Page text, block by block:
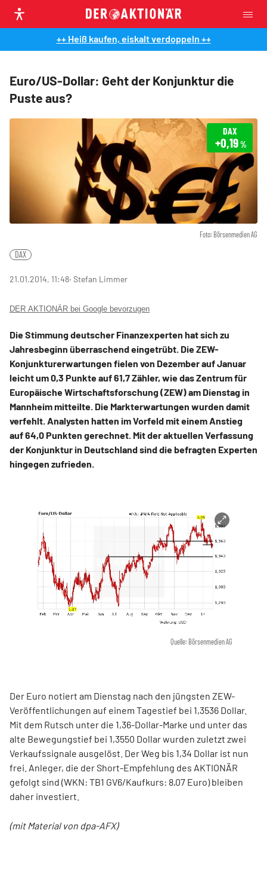
++ Heiß kaufen, eiskalt verdoppeln ++
Euro/US-Dollar: Geht der Konjunktur die
Puste aus?
Foto: Börsenmedien AG
DAX
+0,19%
DAX
21.01.2014, 11:48‧ Stefan Limmer
DER AKTIONÄR bei Google bevorzugen
Die Stimmung deutscher Finanzexperten hat sich zu
Jahresbeginn überraschend eingetrübt. Die ZEW-
Konjunkturerwartungen fielen von Dezember auf Januar
leicht um 0,3 Punkte auf 61,7 Zähler, wie das Zentrum für
Europäische Wirtschaftsforschung (ZEW) am Dienstag in
Mannheim mitteilte. Die Markterwartungen wurden damit
verfehlt. Analysten hatten im Vorfeld mit einem Anstieg
auf 64,0 Punkten gerechnet. Mit der aktuellen Verfassung
der Konjunktur in Deutschland sind die befragten Experten
hingegen zufrieden.
Quelle: Börsenmedien AG
Der Euro notiert am Dienstag nach den jüngsten ZEW-
Veröffentlichungen auf einem Tagestief bei 1,3536 Dollar.
Mit dem Rutsch unter die 1,36-Dollar-Marke und unter das
alte Bewegungstief bei 1,3550 Dollar wurden zuletzt zwei
Verkaufssignale ausgelöst. Der Weg bis 1,34 Dollar ist nun
frei. Anleger, die der Short-Empfehlung des AKTIONÄR
gefolgt sind (WKN: TB1 GV6/Kaufkurs: 8,07 Euro) bleiben
daher investiert.
(mit Material von dpa-AFX)